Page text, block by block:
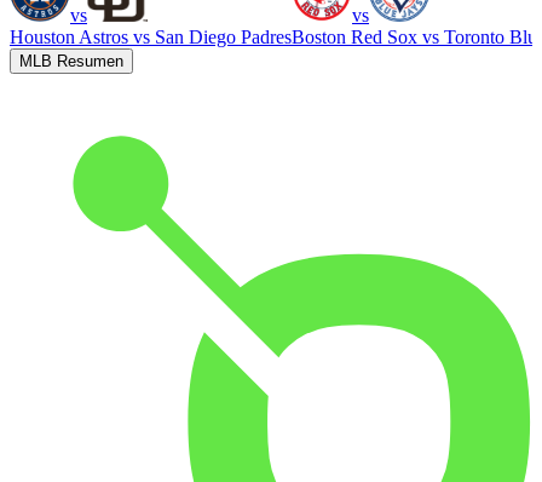
vs
Houston Astros vs San Diego Padres
vs
Boston Red Sox vs Toronto
MLB Resumen